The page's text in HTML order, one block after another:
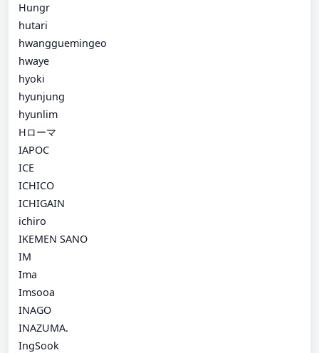
Hungr
hutari
hwangguemingeo
hwaye
hyoki
hyunjung
hyunlim
Hローマ
IAPOC
ICE
ICHICO
ICHIGAIN
ichiro
IKEMEN SANO
IM
Ima
Imsooa
INAGO
INAZUMA.
IngSook